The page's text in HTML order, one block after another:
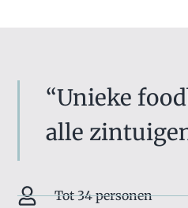
“Unieke
alle
Tot 34 personen